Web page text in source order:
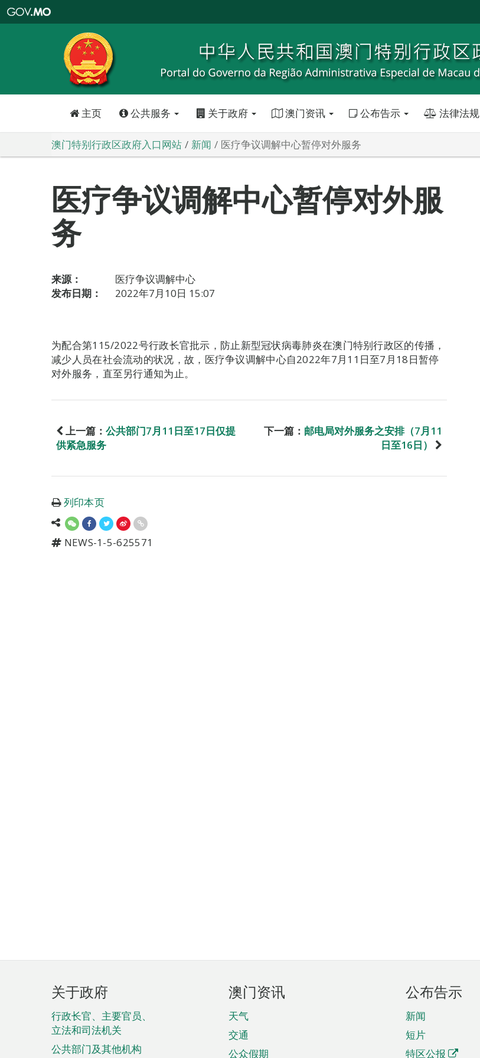
特
政
区
政
口
主页 公共服务 关于政府 澳门资讯 公布告示 法律法规
澳门特别行政区政府入口网站 新闻 医疗争议调解中心暂停对外服务
医疗争议调解中心暂停对外服
务
来源：
医疗争议调解中心
发布日期：
2022年7月10日 15:07
为配合第115/2022号行政长官批示，防止新型冠状病毒肺炎在澳门特别行政区的传播，
减少人员在社会流动的状况，故，医疗争议调解中心自2022年7月11日至7月18日暂停
对外服务，直至另行通知为止。
上一篇： 公共部门7月11日至17日仅提
供紧急服务
下一篇： 邮电局对外服务之安排（7月11
日至16日）
列印本页
NEWS-1-5-625571
页
脚
菜
单
关于政府
行政长官、主要官员、
立法和司法机关
公共部门及其他机构
澳门资讯
天气
交通
公众假期
公布告示
新闻
短片
特区公报